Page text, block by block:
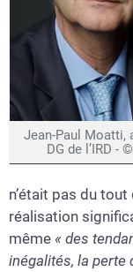
Jean-Paul Moatti,
DG de l’IRD -
n’était pas du
réalisation
même « des
inégalités, la perte